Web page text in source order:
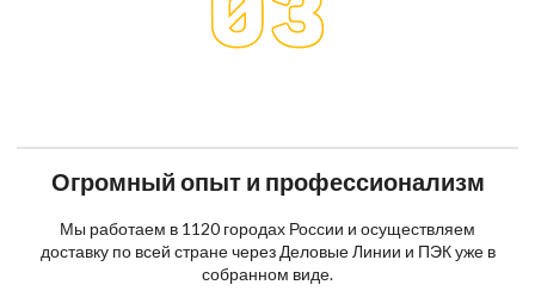
Огромный опыт и профессионализм
Мы работаем в 1120 городах России и осуществляем
доставку по всей стране через Деловые Линии и ПЭК уже в
собранном виде.